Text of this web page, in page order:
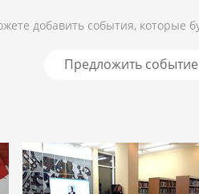
добавить события, которые
Предложить событие